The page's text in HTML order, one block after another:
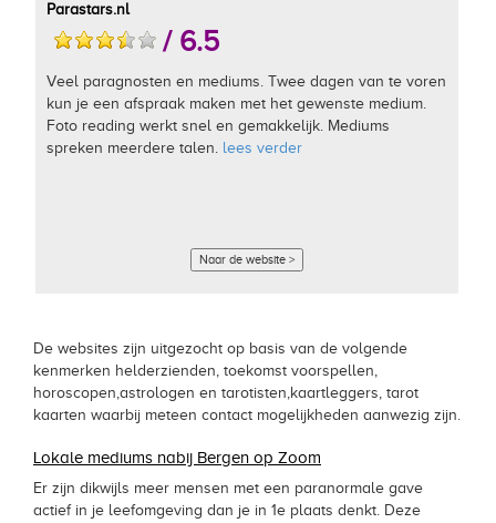
Parastars.nl
/ 6.5
Veel paragnosten en mediums. Twee dagen van te voren
kun je een afspraak maken met het gewenste medium.
Foto reading werkt snel en gemakkelijk. Mediums
spreken meerdere talen. lees verder
Naar de website >
De websites zijn uitgezocht op basis van de volgende
kenmerken helderzienden, toekomst voorspellen,
horoscopen,astrologen en tarotisten,kaartleggers, tarot
kaarten waarbij meteen contact mogelijkheden aanwezig zijn.
Lokale mediums nabij Bergen op Zoom
Er zijn dikwijls meer mensen met een paranormale gave
actief in je leefomgeving dan je in 1e plaats denkt. Deze